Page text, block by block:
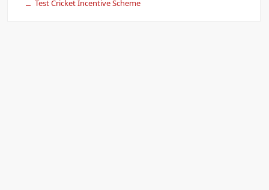
Test Cricket Incentive Scheme